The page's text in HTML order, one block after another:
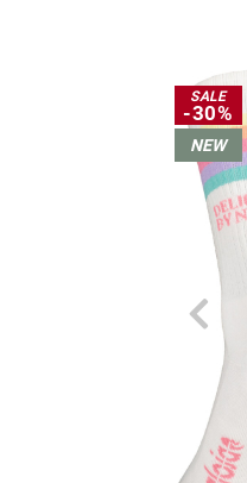
SALE
-30%
NEW